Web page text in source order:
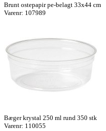
Brunt ostepapir pe-belagt 33x44 cm
Varenr: 107989
Bæger krystal 250 ml rund 350 stk
Varenr: 110055